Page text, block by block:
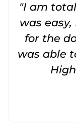
"I am
was
for the
was able